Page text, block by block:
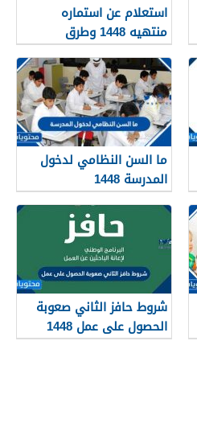
استعلام عن استماره
منتهيه 1448 وطرق
تجديدها
ما السن النظامي لدخول
المدرسة 1448
شروط حافز الثاني صعوبة
الحصول على عمل 1448